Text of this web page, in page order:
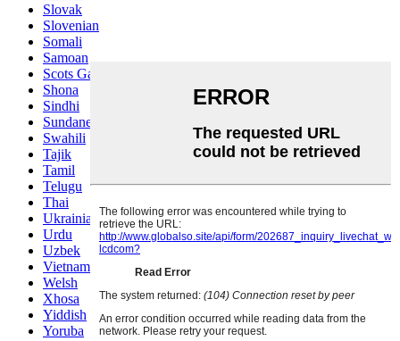
Slovak
Slovenian
Somali
Samoan
Scots Gaelic
Shona
Sindhi
Sundanese
Swahili
Tajik
Tamil
Telugu
Thai
Ukrainian
Urdu
Uzbek
Vietnamese
Welsh
Xhosa
Yiddish
Yoruba